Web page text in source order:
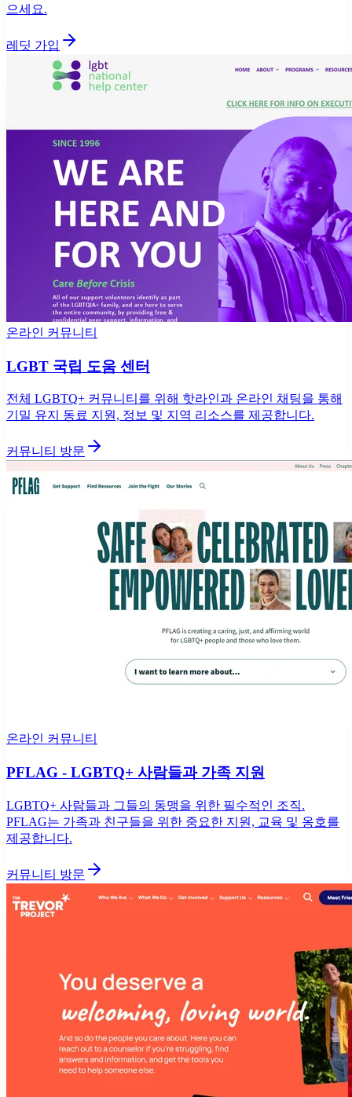
으세요.
레딧 가입
온라인 커뮤니티
LGBT 국립 도움 센터
전체 LGBTQ+ 커뮤니티를 위해 핫라인과 온라인 채팅을 통해
기밀 유지 동료 지원, 정보 및 지역 리소스를 제공합니다.
커뮤니티 방문
온라인 커뮤니티
PFLAG - LGBTQ+ 사람들과 가족 지원
LGBTQ+ 사람들과 그들의 동맹을 위한 필수적인 조직.
PFLAG는 가족과 친구들을 위한 중요한 지원, 교육 및 옹호를
제공합니다.
커뮤니티 방문